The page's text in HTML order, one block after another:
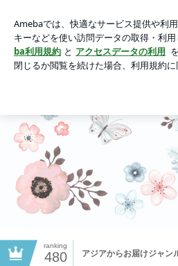
アプリをダウンロードして ブログの更
ょう。
ranking
480 アジアからお届けジャン